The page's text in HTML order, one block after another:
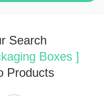
Search
Boxes ]
Products